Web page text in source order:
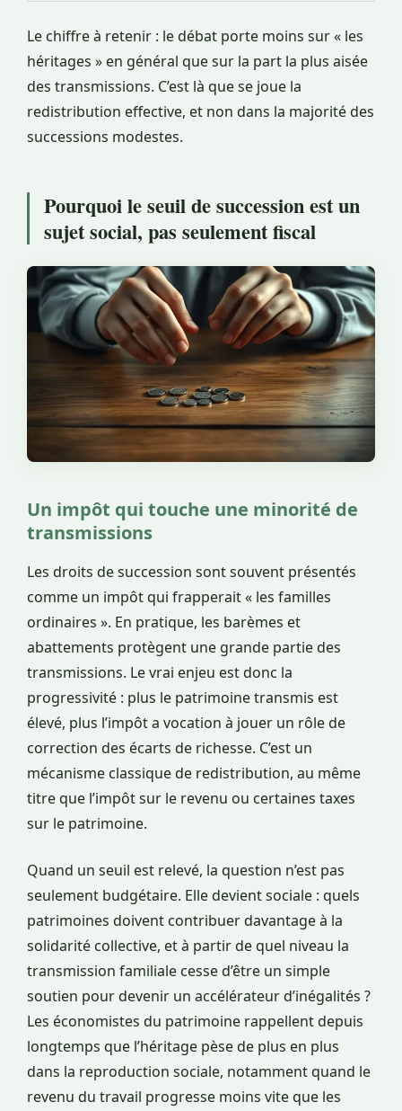
Le chiffre à retenir : le débat porte moins sur « les
héritages » en général que sur la part la plus aisée
des transmissions. C’est là que se joue la
redistribution effective, et non dans la majorité des
successions modestes.
Pourquoi le seuil de succession est un
sujet social, pas seulement fiscal
Un impôt qui touche une minorité de
transmissions
Les droits de succession sont souvent présentés
comme un impôt qui frapperait « les familles
ordinaires ». En pratique, les barèmes et
abattements protègent une grande partie des
transmissions. Le vrai enjeu est donc la
progressivité : plus le patrimoine transmis est
élevé, plus l’impôt a vocation à jouer un rôle de
correction des écarts de richesse. C’est un
mécanisme classique de redistribution, au même
titre que l’impôt sur le revenu ou certaines taxes
sur le patrimoine.
Quand un seuil est relevé, la question n’est pas
seulement budgétaire. Elle devient sociale : quels
patrimoines doivent contribuer davantage à la
solidarité collective, et à partir de quel niveau la
transmission familiale cesse d’être un simple
soutien pour devenir un accélérateur d’inégalités ?
Les économistes du patrimoine rappellent depuis
longtemps que l’héritage pèse de plus en plus
dans la reproduction sociale, notamment quand le
revenu du travail progresse moins vite que les